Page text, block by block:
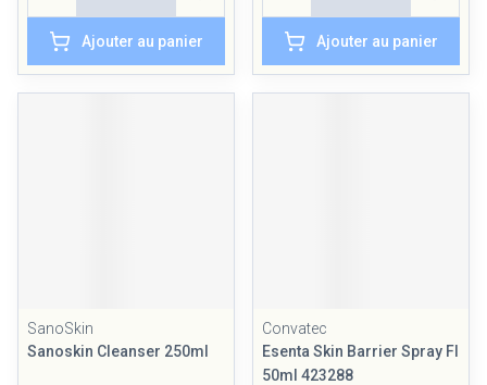
Ajouter au panier Ajouter au panier
SanoSkin
Sanoskin Cleanser 250ml
Convatec
Esenta Skin Barrier Spray Fl
50ml 423288